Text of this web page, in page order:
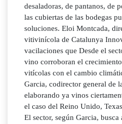
desaladoras, de pantanos, de
las cubiertas de las bodegas
soluciones. Eloi Montcada,
vitivinícola de Catalunya
vacilaciones que Desde el
vino corroboran el
vitícolas con el cambio
Garcia, codirector general de
elaborando ya vinos
el caso del Reino Unido,
El sector, según Garcia, busca